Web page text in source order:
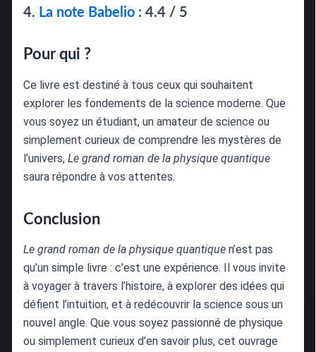
4. La note Babelio : 4.4 / 5
Pour qui ?
Ce livre est destiné à tous ceux qui souhaitent
explorer les fondements de la science moderne. Que
vous soyez un étudiant, un amateur de science ou
simplement curieux de comprendre les mystères de
l’univers, Le grand roman de la physique quantique
saura répondre à vos attentes.
Conclusion
Le grand roman de la physique quantiquen’est pas
qu’un simple livre : c’est une expérience. Il vous invite
à voyager à travers l’histoire, à explorer des idées qui
défient l’intuition, et à redécouvrir la science sous un
nouvel angle. Que vous soyez passionné de physique
ou simplement curieux d’en savoir plus, cet ouvrage